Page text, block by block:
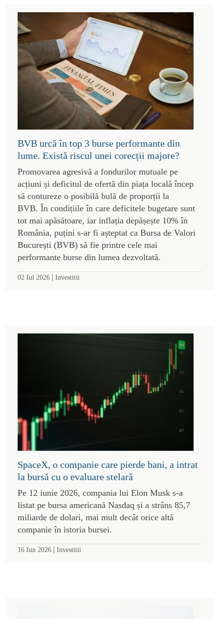
BVB urcă în top 3 burse performante din
lume. Există riscul unei corecții majore?
Promovarea agresivă a fondurilor mutuale pe
acțiuni și deficitul de ofertă din piața locală încep
să contureze o posibilă bulă de proporții la
BVB. În condițiile în care deficitele bugetare sunt
tot mai apăsătoare, iar inflația depășește 10% în
România, puțini s-ar fi așteptat ca Bursa de Valori
București (BVB) să fie printre cele mai
performante burse din lumea dezvoltată.
02 Iul 2026 | Investitii
SpaceX, o companie care pierde bani, a intrat
la bursă cu o evaluare stelară
Pe 12 iunie 2026, compania lui Elon Musk s-a
listat pe bursa americană Nasdaq și a strâns 85,7
miliarde de dolari, mai mult decât orice altă
companie în istoria bursei.
16 Iun 2026 | Investitii